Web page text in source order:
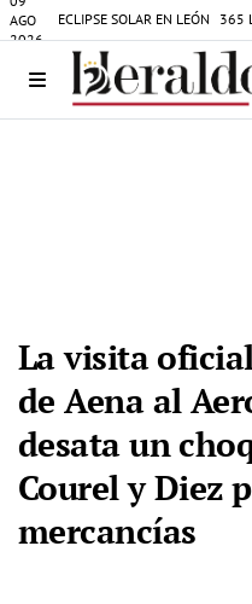
AGO
2026
ECLIPSE SOLAR EN LEÓN 365
La visita
de Aena al
desata un
Courel y Diez
mercancías